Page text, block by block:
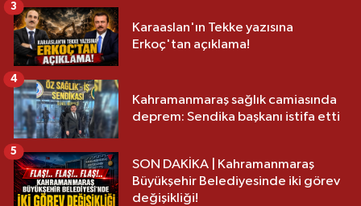
Karaaslan'ın Tekke yazısına
Erkoç'tan açıklama!
3
Kahramanmaraş sağlık camiasında
deprem: Sendika başkanı istifa etti
4
SON DAKİKA | Kahramanmaraş
Büyükşehir Belediyesinde iki görev
değişikliği!
5